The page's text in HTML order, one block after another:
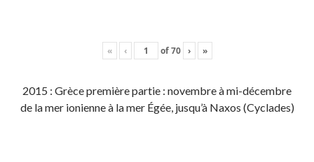
« ‹ of70 › »
2015 : Grèce première partie : novembre à mi-décembre
de la mer ionienne à la mer Égée, jusqu’à Naxos (Cyclades)